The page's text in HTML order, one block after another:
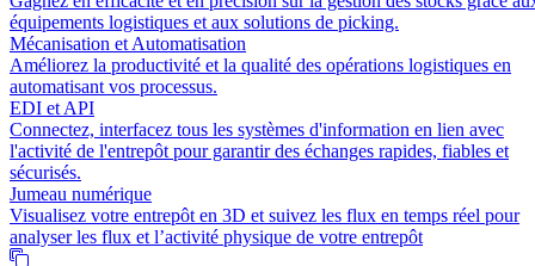
équipements logistiques et aux solutions de picking.
Mécanisation et Automatisation
Améliorez la productivité et la qualité des opérations logistiques en
automatisant vos processus.
EDI et API
Connectez, interfacez tous les systèmes d'information en lien avec
l'activité de l'entrepôt pour garantir des échanges rapides, fiables et
sécurisés.
Jumeau numérique
Visualisez votre entrepôt en 3D et suivez les flux en temps réel pour
analyser les flux et l’activité physique de votre entrepôt